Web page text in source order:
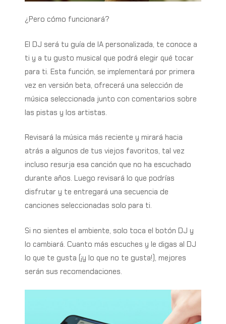
¿Pero cómo funcionará?
El DJ será tu guía de IA personalizada, te conoce a
ti y a tu gusto musical que podrá elegir qué tocar
para ti. Esta función, se implementará por primera
vez en versión beta, ofrecerá una selección de
música seleccionada junto con comentarios sobre
las pistas y los artistas.
Revisará la música más reciente y mirará hacia
atrás a algunos de tus viejos favoritos, tal vez
incluso resurja esa canción que no ha escuchado
durante años. Luego revisará lo que podrías
disfrutar y te entregará una secuencia de
canciones seleccionadas solo para ti.
Si no sientes el ambiente, solo toca el botón DJ y
lo cambiará. Cuanto más escuches y le digas al DJ
lo que te gusta (¡y lo que no te gusta!), mejores
serán sus recomendaciones.